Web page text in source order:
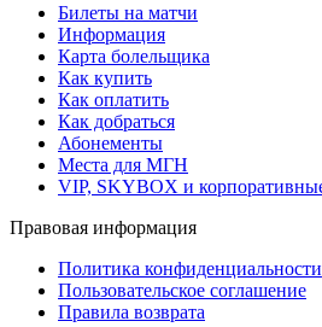
Билеты на матчи
Информация
Карта болельщика
Как купить
Как оплатить
Как добраться
Абонементы
Места для МГН
VIP, SKYBOX и
Правовая информация
Политика конфиденциальности
Пользовательское соглашение
Правила возврата